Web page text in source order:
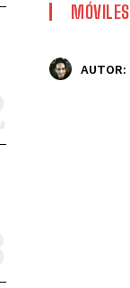
MÓVILES
AUTOR: